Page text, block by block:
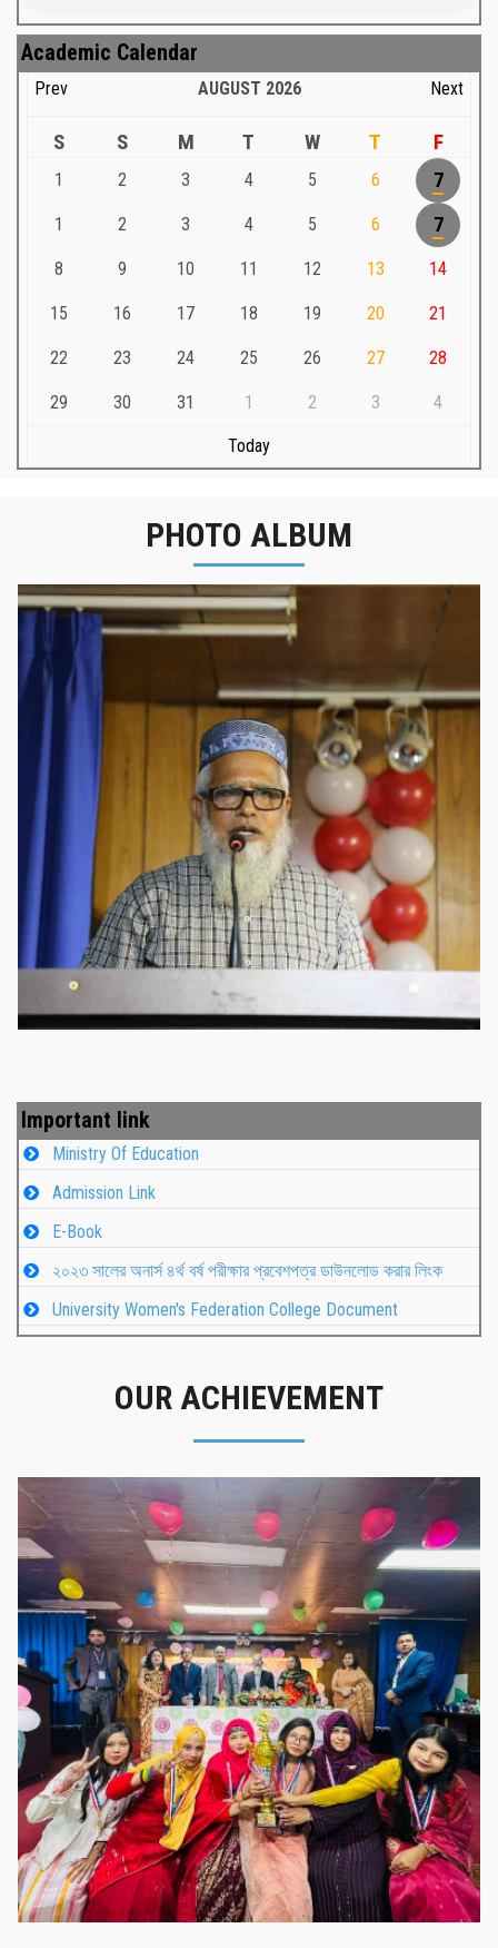
Academic Calendar
Prev AUGUST 2026 Next
S S M T W T F
1 2 3 4 5 6 7
1 2 3 4 5 6 7
8 9 10 11 12 13 14
15 16 17 18 19 20 21
22 23 24 25 26 27 28
29 30 31 1 2 3 4
Today
PHOTO ALBUM
নবীনবরণ - ২০২৫
Important link
Ministry Of Education
Admission Link
E-Book
২০২৩ সালের অনার্স ৪র্থ বর্ষ পরীক্ষার প্রবেশপত্র ডাউনলোড করার লিংক
University Women's Federation College Document
OUR ACHIEVEMENT
গৌরবের মুহূর্ত
গৌরবের মুহূর্ত